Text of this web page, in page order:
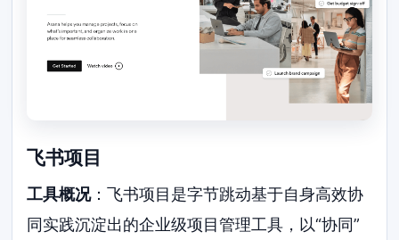
飞书项目
工具概况：飞书项目是字节跳动基于自身高效协
同实践沉淀出的企业级项目管理工具，以“协同”